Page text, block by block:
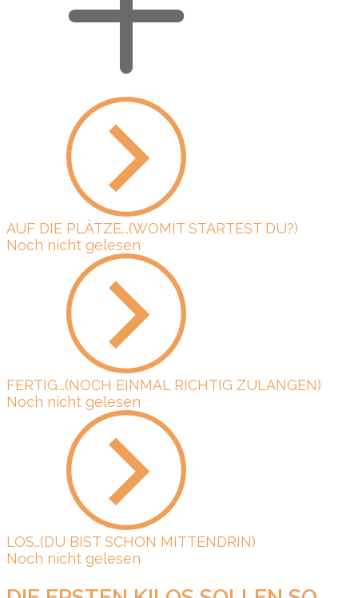
AUF DIE PLÄTZE...(WOMIT STARTEST DU?)
Noch nicht gelesen
FERTIG...(NOCH EINMAL RICHTIG ZULANGEN)
Noch nicht gelesen
LOS…(DU BIST SCHON MITTENDRIN)
Noch nicht gelesen